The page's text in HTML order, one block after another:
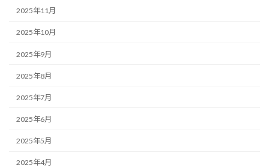
2025年11月
2025年10月
2025年9月
2025年8月
2025年7月
2025年6月
2025年5月
2025年4月